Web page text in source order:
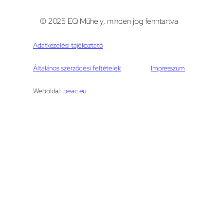
© 2025 EQ Műhely, minden jog fenntartva
Adatkezelési tájékoztató
Általános szerződési feltételek Impresszum
Weboldal: peac.eu